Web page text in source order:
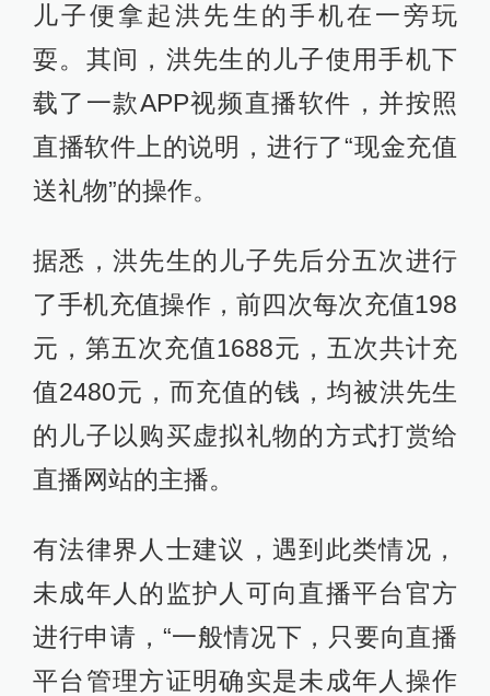
儿子便拿起洪先生的手机在一旁玩
耍。其间，洪先生的儿子使用手机下
载了一款APP视频直播软件，并按照
直播软件上的说明，进行了“现金充值
送礼物”的操作。
据悉，洪先生的儿子先后分五次进行
了手机充值操作，前四次每次充值198
元，第五次充值1688元，五次共计充
值2480元，而充值的钱，均被洪先生
的儿子以购买虚拟礼物的方式打赏给
直播网站的主播。
有法律界人士建议，遇到此类情况，
未成年人的监护人可向直播平台官方
进行申请，“一般情况下，只要向直播
平台管理方证明确实是未成年人操作